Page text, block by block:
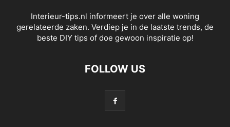
Interieur-tips.nl informeert je over alle woning
gerelateerde zaken. Verdiep je in de laatste trends, de
beste DIY tips of doe gewoon inspiratie op!
FOLLOW US